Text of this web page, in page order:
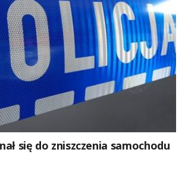
się do zniszczenia samochodu